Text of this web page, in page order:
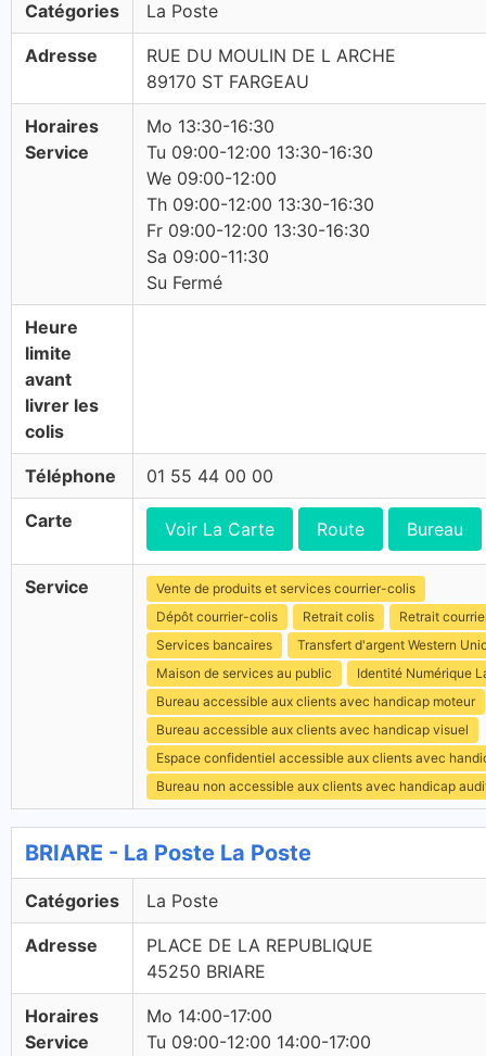
Catégories La Poste
Adresse
RUE DU MOULIN DE L ARCHE
89170 ST FARGEAU
Horaires
Service
Mo 13:30-16:30
Tu 09:00-12:00 13:30-16:30
We 09:00-12:00
Th 09:00-12:00 13:30-16:30
Fr 09:00-12:00 13:30-16:30
Sa 09:00-11:30
Su Fermé
Heure
limite
avant
livrer les
colis
Téléphone 01 55 44 00 00
Carte Voir La Carte Route Bureau
Service
Vente de produits et services courrier-colis
Dépôt courrier-colis
Retrait colis
Retrait
Services bancaires
Transfert d'argent Western
Maison de services au public
Identité Numérique
Bureau accessible aux clients avec handicap moteur
Bureau accessible aux clients avec handicap visuel
Espace confidentiel accessible aux clients avec
Bureau non accessible aux clients avec handicap
BRIARE - La Poste La Poste
Catégories La Poste
Adresse
PLACE DE LA REPUBLIQUE
45250 BRIARE
Horaires
Service
Mo 14:00-17:00
Tu 09:00-12:00 14:00-17:00